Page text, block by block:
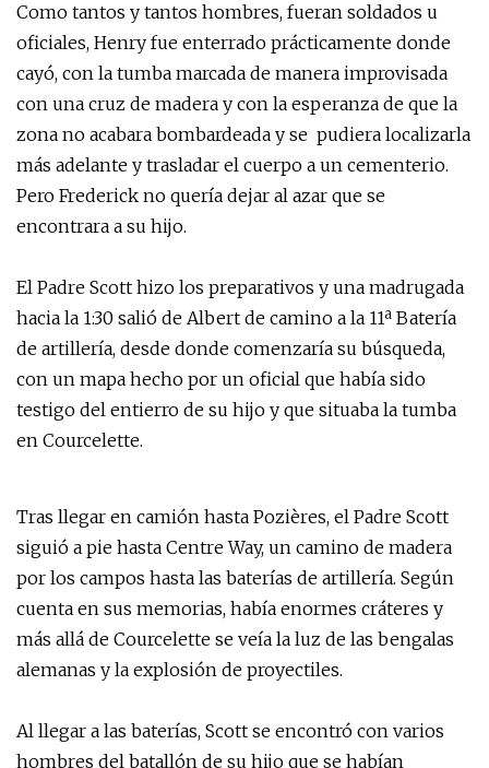
Como tantos y tantos hombres, fueran soldados u
oficiales, Henry fue enterrado prácticamente donde
cayó, con la tumba marcada de manera improvisada
con una cruz de madera y con la esperanza de que la
zona no acabara bombardeada y se pudiera localizarla
más adelante y trasladar el cuerpo a un cementerio.
Pero Frederick no quería dejar al azar que se
encontrara a su hijo.
El Padre Scott hizo los preparativos y una madrugada
hacia la 1:30 salió de Albert de camino a la 11ª Batería
de artillería, desde donde comenzaría su búsqueda,
con un mapa hecho por un oficial que había sido
testigo del entierro de su hijo y que situaba la tumba
en Courcelette.
Tras llegar en camión hasta Pozières, el Padre Scott
siguió a pie hasta Centre Way, un camino de madera
por los campos hasta las baterías de artillería. Según
cuenta en sus memorias, había enormes cráteres y
más allá de Courcelette se veía la luz de las bengalas
alemanas y la explosión de proyectiles.
Al llegar a las baterías, Scott se encontró con varios
hombres del batallón de su hijo que se habían